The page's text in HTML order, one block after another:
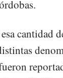
cantidad